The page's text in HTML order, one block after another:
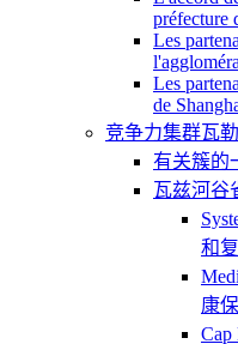
Les
Les
de
竞争力集群瓦
有关簇的
瓦兹河谷
和
康